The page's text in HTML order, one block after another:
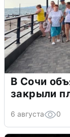
В Сочи
закрыли
6 августа 0